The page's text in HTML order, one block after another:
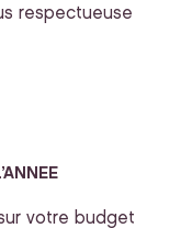
respectueuse
votre budget